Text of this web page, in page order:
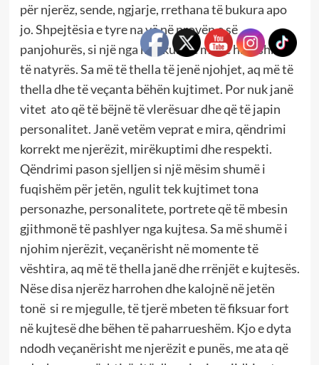
për njerëz, sende, ngjarje, rrethana të bukura apo
jo. Shpejtësia e tyre na vë në provën e së
panjohurës, si një nga mrekullitë më të hatashme
të natyrës. Sa më të thella të jenë njohjet, aq më të
thella dhe të veçanta bëhën kujtimet. Por nuk janë
vitet ato që të bëjnë të vlerësuar dhe që të japin
personalitet. Janë vetëm veprat e mira, qëndrimi
korrekt me njerëzit, mirëkuptimi dhe respekti.
Qëndrimi pason sjelljen si një mësim shumë i
fuqishëm për jetën, ngulit tek kujtimet tona
personazhe, personalitete, portrete që të mbesin
gjithmonë të pashlyer nga kujtesa. Sa më shumë i
njohim njerëzit, veçanërisht në momente të
vështira, aq më të thella janë dhe rrënjët e kujtesës.
Nëse disa njerëz harrohen dhe kalojnë në jetën
tonë si re mjegulle, të tjerë mbeten të fiksuar fort
në kujtesë dhe bëhen të paharrueshëm. Kjo e dyta
ndodh veçanërisht me njerëzit e punës, me ata që